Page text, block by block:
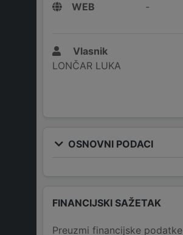
WEB
-
Vlasnik
LONČAR LUKA
OSNOVNI PODACI
FINANCIJSKI SAŽETAK
Preuzmi financijske podatke